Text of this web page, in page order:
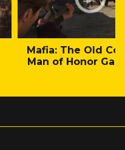
Mafia: The Old
Man of Honor